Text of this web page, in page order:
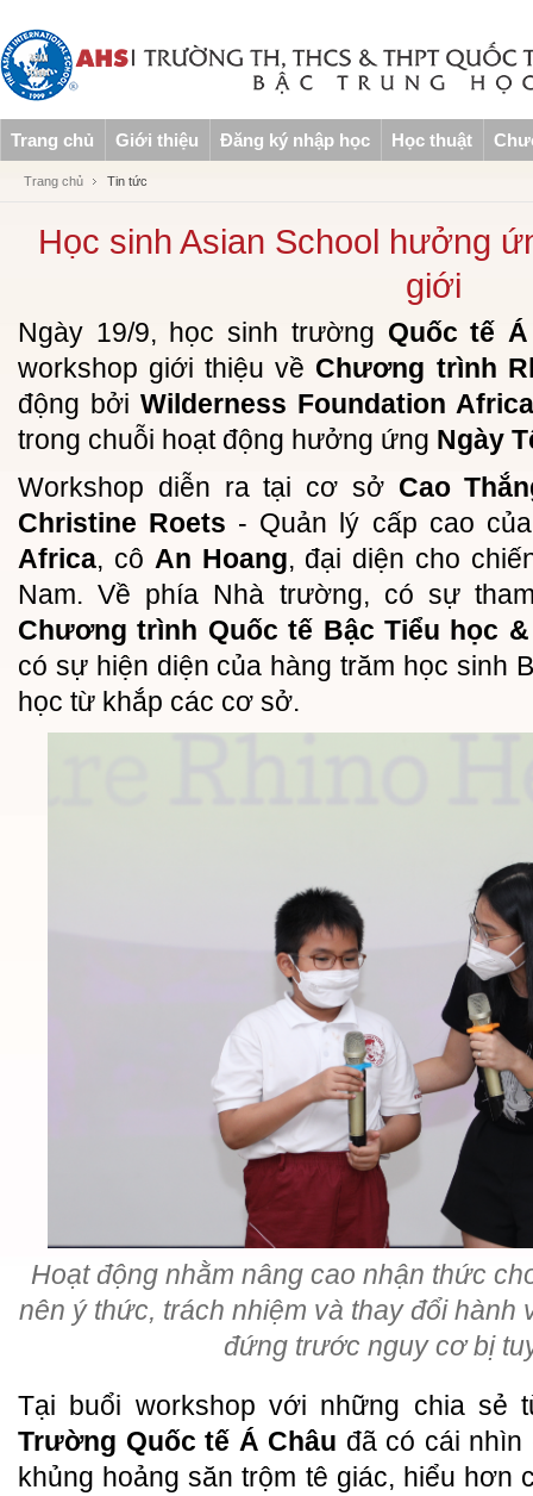
Trang chủ Giới thiệu Đăng ký nhập học Học thuật
Trang chủ Tin tức
Học sinh Asian School hưởng
giới
Ngày 19/9, học sinh trường Quốc tế
workshop giới thiệu về Chương trình
động bởi Wilderness Foundation Africa
trong chuỗi hoạt động hưởng ứng Ngày
Workshop diễn ra tại cơ sở Cao
Christine Roets - Quản lý cấp cao
Africa, cô An Hoang, đại diện cho
Nam. Về phía Nhà trường, có sự
Chương trình Quốc tế Bậc Tiểu học
có sự hiện diện của hàng trăm học sinh
học từ khắp các cơ sở.
Hoạt động nhằm nâng cao nhận thức
nên ý thức, trách nhiệm và thay đổi hành
đứng trước nguy cơ bị
Tại buổi workshop với những chia sẻ
Trường Quốc tế Á Châu đã có cái
khủng hoảng săn trộm tê giác, hiểu hơn